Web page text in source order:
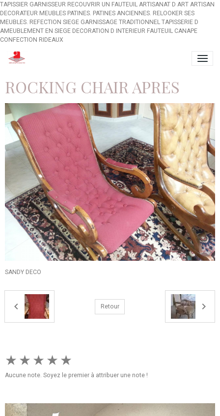
TAPISSIER GARNISSEUR RECOUVRIR UN FAUTEUIL ARTISANAT D ART ARTISAN
DECORATEUR MEUBLES PATINES. PATINES ANCIENNES. RELOOKER SES
MEUBLES. REFECTION SIEGE GARNISSAGE TRADITIONNEL TAPISSERIE D
AMEUBLEMENT EN SIEGE DECORATION D INTERIEUR FAUTEUIL CANAPE
CONFECTION RIDEAUX
ROCKING CHAIR APRES
SANDY DECO
Retour
★ ★ ★ ★ ★
Aucune note. Soyez le premier à attribuer une note !